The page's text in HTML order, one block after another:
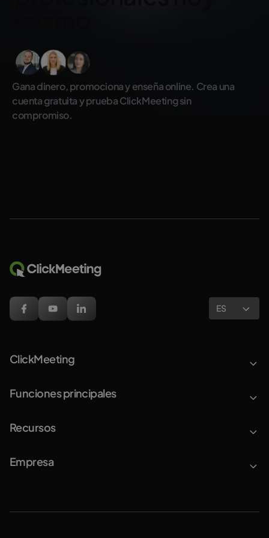
Gana dinero, promociona y enseña online. Crea una
cuenta gratuita y prueba ClickMeeting sin
compromiso.
ES
ClickMeeting
Funciones principales
Recursos
Empresa